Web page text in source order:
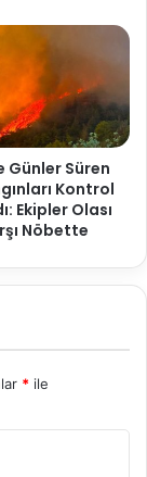
Günler Süren
Kontrol
Ekipler Olası
Nöbette
* ile